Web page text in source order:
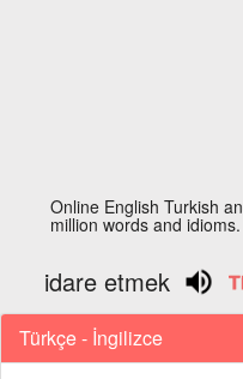
Online English Turkish
million words and idioms.
idare etmek
Türkçe - İngilizce